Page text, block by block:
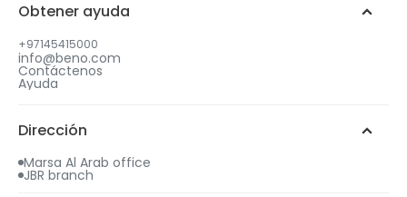
Selecciona la fecha y hora de tu regalo
4
Obtener ayuda
+97145415000
info@beno.com
Contáctenos
Ayuda
Dirección
Marsa Al Arab office
JBR branch